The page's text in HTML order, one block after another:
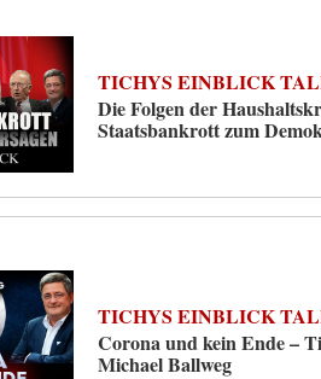
TICHYS EINBLICK
Die Folgen der
Staatsbankrott zum
TICHYS EINBLICK
Corona und kein Ende –
Michael Ballweg